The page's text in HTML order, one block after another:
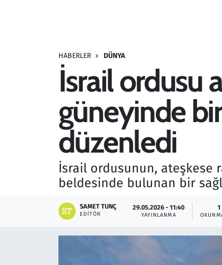
HABERLER DÜNYA
İsrail ordusu
güneyinde bir
düzenledi
İsrail ordusunun, ateşkese
beldesinde bulunan bir
SAMET TUNÇ
EDITÖR
29.05.2026 - 11:40
YAYINLANMA
1
Savunma Sanayi
Seçim 2023
Teknoloji ve Bilim
Televizyon